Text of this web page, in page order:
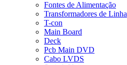
Fontes de Alimentação
Transformadores de Linha
T-con
Main Board
Deck
Pcb Main DVD
Cabo LVDS